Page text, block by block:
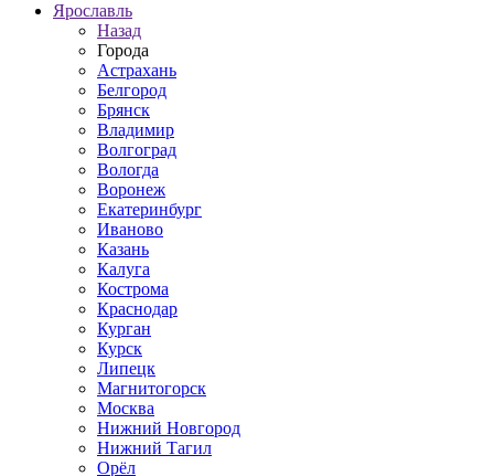
Ярославль
Назад
Города
Астрахань
Белгород
Брянск
Владимир
Волгоград
Вологда
Воронеж
Екатеринбург
Иваново
Казань
Калуга
Кострома
Краснодар
Курган
Курск
Липецк
Магнитогорск
Москва
Нижний Новгород
Нижний Тагил
Орёл